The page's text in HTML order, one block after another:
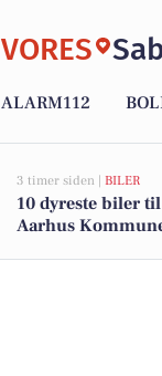
VORES
ALARM112
3 timer siden | BILER
10 dyreste biler
Aarhus